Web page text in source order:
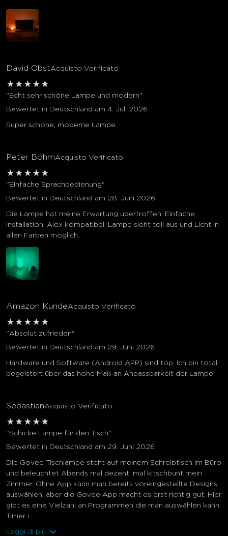
David ObstAcquisto Verificato
★ ★ ★ ★ ★
"Echt sehr schöne Lampe und modern"
Bewertet in Deutschland am 4. Juli 2026
Super schöne, moderne Lampe
Peter BöhmAcquisto Verificato
★ ★ ★ ★ ★
"Einfache Sprachbedienung"
Bewertet in Deutschland am 28. Juni 2026
Die Lampe hat meine Erwartung übertroffen. Einfache
Installation. Alex kompatibel. Lampe sieht toll aus und Licht in
allen Farben möglich.
Amazon KundeAcquisto Verificato
★ ★ ★ ★ ★
"Absolut zufrieden"
Bewertet in Deutschland am 29. Juni 2026
Hardware und Software (Android APP) sind top. Ich bin total
begeistert über das hohe Maß an Anpassbarkeit der Lampe.
SebastianAcquisto Verificato
★ ★ ★ ★ ★
"Schicke Lampe für den Tisch"
Bewertet in Deutschland am 29. Juni 2026
Die Govee Tischlampe steht auf meinem Schreibtisch im Büro
und beleuchtet Abends mal dezent, mal kitschbunt mein
Zimmer. Ohne App kann man bereits voreingestellte Designs
auswählen, aber die Govee App macht es erst richtig gut. Hier
gibt es eine Vielzahl an Programmen die man auswählen kann.
Timer i...
Leggi di più